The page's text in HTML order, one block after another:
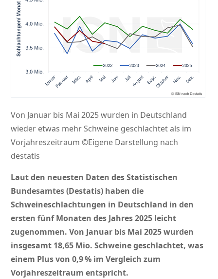
Von Januar bis Mai 2025 wurden in Deutschland
wieder etwas mehr Schweine geschlachtet als im
Vorjahreszeitraum ©Eigene Darstellung nach
destatis
Laut den neuesten Daten des Statistischen
Bundesamtes (Destatis) haben die
Schweineschlachtungen in Deutschland in den
ersten fünf Monaten des Jahres 2025 leicht
zugenommen. Von Januar bis Mai 2025 wurden
insgesamt 18,65 Mio. Schweine geschlachtet, was
einem Plus von 0,9 % im Vergleich zum
Vorjahreszeitraum entspricht.